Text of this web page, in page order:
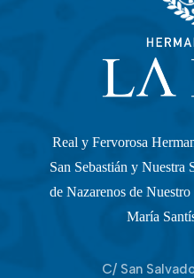
Real y Fervorosa
San Sebastián y Nuestra
de Nazarenos de
María
C/ San